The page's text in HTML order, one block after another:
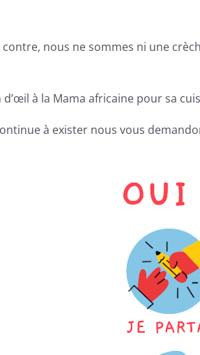
nous ne sommes ni une
à la Mama africaine pour sa
à exister nous vous